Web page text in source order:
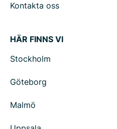
Kontakta oss
HÄR FINNS VI
Stockholm
Göteborg
Malmö